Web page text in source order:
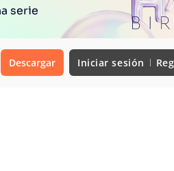
serie
Descargar Iniciar sesión